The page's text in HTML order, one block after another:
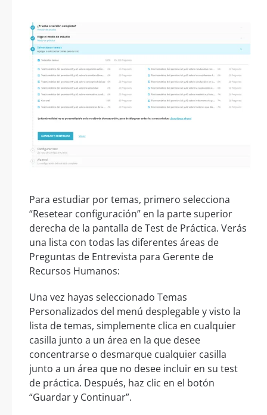
Para estudiar por temas, primero selecciona
“Resetear configuración” en la parte superior
derecha de la pantalla de Test de Práctica. Verás
una lista con todas las diferentes áreas de
Preguntas de Entrevista para Gerente de
Recursos Humanos:
Una vez hayas seleccionado Temas
Personalizados del menú desplegable y visto la
lista de temas, simplemente clica en cualquier
casilla junto a un área en la que desee
concentrarse o desmarque cualquier casilla
junto a un área que no desee incluir en su test
de práctica. Después, haz clic en el botón
“Guardar y Continuar”.